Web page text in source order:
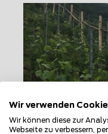
Wir verwenden
Wir können diese zur
Webseite zu verbessern,